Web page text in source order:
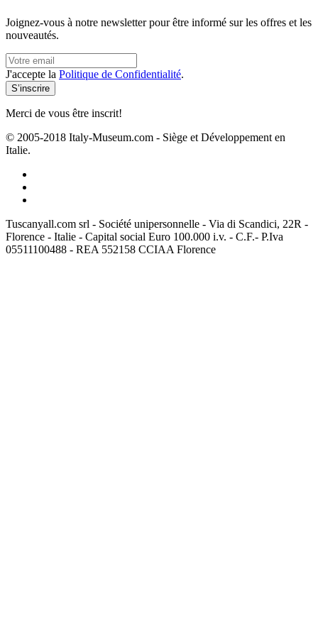
Joignez-vous à notre newsletter pour être informé sur les offres et les
nouveautés.
J'accepte la Politique de Confidentialité.
Merci de vous être inscrit!
© 2005-2018 Italy-Museum.com - Siège et Développement en
Italie.
Tuscanyall.com srl - Société unipersonnelle - Via di Scandici, 22R -
Florence - Italie - Capital social Euro 100.000 i.v. - C.F.- P.Iva
05511100488 - REA 552158 CCIAA Florence